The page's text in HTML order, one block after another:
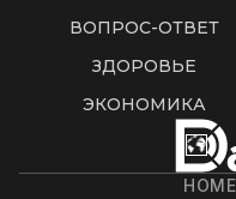
ВОПРОС-ОТВЕТ
ЗДОРОВЬЕ
ЭКОНОМИКА